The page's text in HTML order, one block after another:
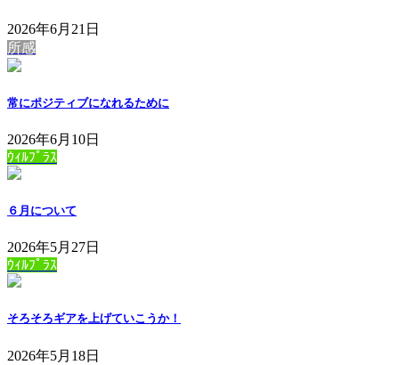
2026年6月21日
所感
常にポジティブになれるために
2026年6月10日
ｳｨﾙﾌﾟﾗｽ
６月について
2026年5月27日
ｳｨﾙﾌﾟﾗｽ
そろそろギアを上げていこうか！
2026年5月18日